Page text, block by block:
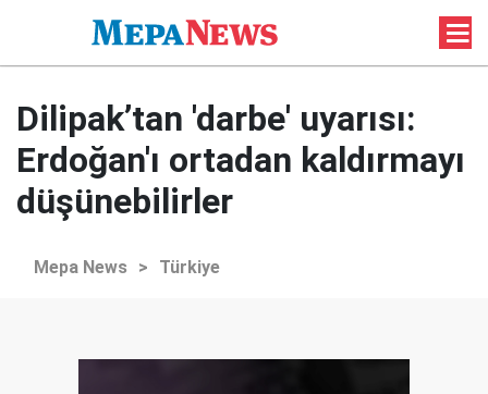
Dilipak’tan 'darbe' uyarısı:
Erdoğan'ı ortadan kaldırmayı
düşünebilirler
Mepa News > Türkiye